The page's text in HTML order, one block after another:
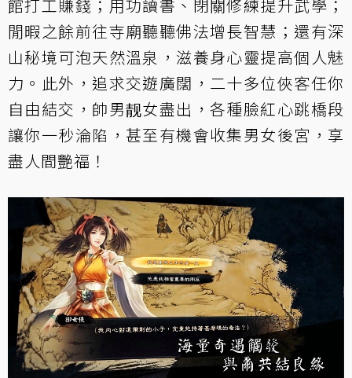
館打工賺錢；用功讀書、閉關修練提升武學；
閒暇之餘前往寺廟聽聽佛法增長智慧；還有深
山秘境可泡天然溫泉，滋養身心靈提高個人魅
力。此外，追求交遊廣闊，二十多位俠客任你
自由結交，帥男靓女盡出，各種臉紅心跳橋段
讓你一秒淪陷，甚至有機會收集男女後宮，享
盡人間艷福！